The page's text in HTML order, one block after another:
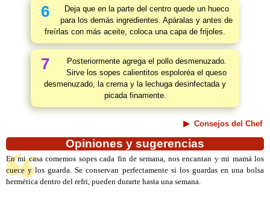
6
Deja que en la parte del centro quede un hueco
para los demás ingredientes. Apáralas y antes de
freírlas con más aceite, coloca una capa de frijoles.
7
Posteriormente agrega el pollo desmenuzado.
Sirve los sopes calientitos espoloréa el queso
desmenuzado, la crema y la lechuga desinfectada y
picada finamente.
Consejos del Chef
Opiniones y sugerencias
En mi casa comemos sopes cada fin de semana, nos encantan y mi mamá los
cuece y los guarda. Se conservan perfectamente si los guardas en una bolsa
hermética dentro del refri, pueden durarte hasta una semana.